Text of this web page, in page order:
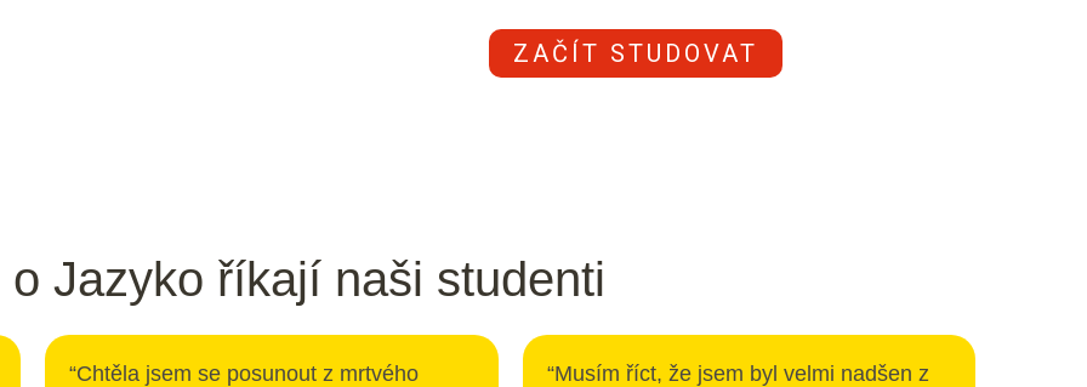
ZAČÍT STUDOVAT
o Jazyko říkají naši studenti
“Chtěla jsem se posunout z mrtvého
“Musím říct, že jsem byl velmi nadšen z